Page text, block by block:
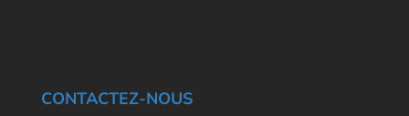
CONTACTEZ-NOUS